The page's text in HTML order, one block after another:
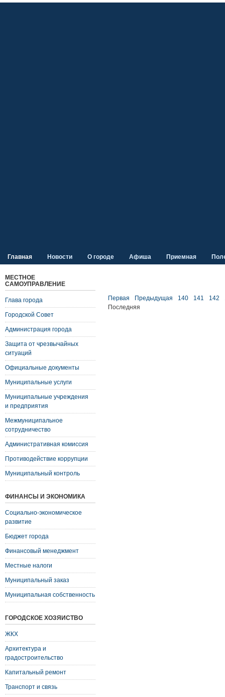
Главная Новости О городе Афиша Приемная
Первая Предыдущая 140 141 142
Последняя
МЕСТНОЕ
САМОУПРАВЛЕНИЕ
Глава города
Городской Совет
Администрация города
Защита от чрезвычайных
ситуаций
Официальные документы
Муниципальные услуги
Муниципальные учреждения
и предприятия
Межмуниципальное
сотрудничество
Административная комиссия
Противодействие коррупции
Муниципальный контроль
ФИНАНСЫ И ЭКОНОМИКА
Социально-экономическое
развитие
Бюджет города
Финансовый менеджмент
Местные налоги
Муниципальный заказ
Муниципальная собственность
ГОРОДСКОЕ ХОЗЯЙСТВО
ЖКХ
Архитектура и
градостроительство
Капитальный ремонт
Транспорт и связь